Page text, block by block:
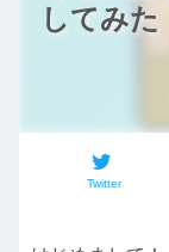
してみた
Twitter